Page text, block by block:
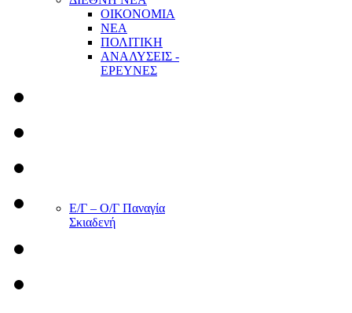
ΟΙΚΟΝΟΜΙΑ
ΝΕΑ
ΠΟΛΙΤΙΚΗ
ΑΝΑΛΥΣΕΙΣ -
ΕΡΕΥΝΕΣ
Ε/Γ – Ο/Γ Παναγία
Σκιαδενή